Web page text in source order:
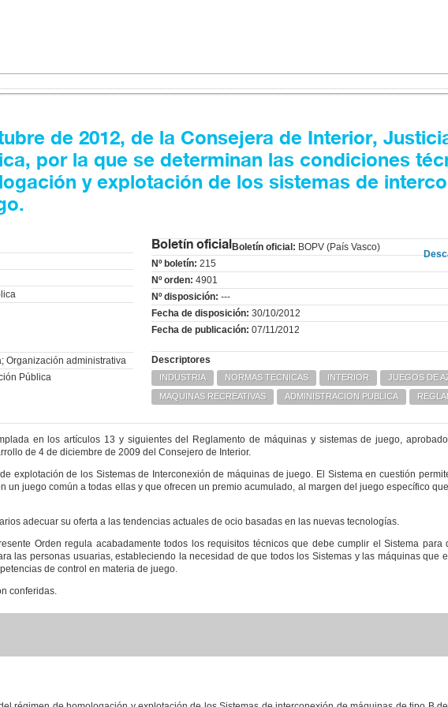
de 2012, de la Consejera de Interior,
por la que se determinan las condiciones
y explotación de los sistemas de
Boletín oficialBoletín oficial: BOPV (País Vasco)
Nº boletín: 215
Nº orden: 4901
Nº disposición: ---
Fecha de disposición: 30/10/2012
Fecha de publicación: 07/11/2012
Organización administrativa
Pública
Descriptores
INDUSTRIA NORMAS TECNICAS INTERIOR
JUEGOS DE
MAQUINAS RECREATIVAS
ADMINISTRACION PUBLICA
en los artículos 13 y siguientes del Reglamento de máquinas y sistemas de juego,
de 4 de diciembre de 2009 del Consejero de Interior.
explotación de los Sistemas de Interconexión de máquinas de juego. El Sistema en cuestión
un juego común a todas ellas y que ofrecen un premio acumulado, al margen del juego específico
adecuar su oferta a las tendencias actuales de ocio basadas en las nuevas tecnologías.
Orden regula acabadamente todos los requisitos técnicos que debe cumplir el Sistema para
las personas usuarias, estableciendo la necesidad de que todos los Sistemas y las máquinas que
de control en materia de juego.
conferidas.